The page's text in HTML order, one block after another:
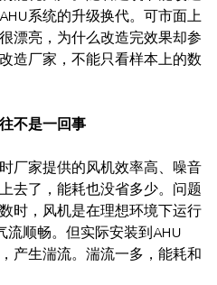
系统的升级换代。可市面上
漂亮，为什么改造完效果却参
造厂家，不能只看样本上的数
不是一回事
厂家提供的风机效率高、噪音
去了，能耗也没省多少。问题
时，风机是在理想环境下运行
顺畅。但实际安装到AHU
产生湍流。湍流一多，能耗和